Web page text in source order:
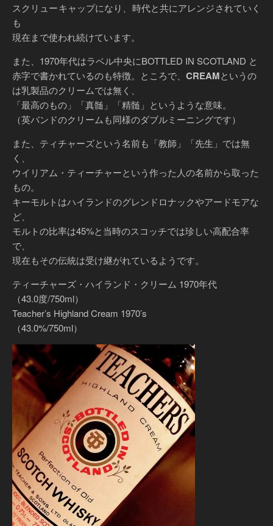
スクリューキャップになり、時代と共にアレンジされていく
も
現在まで使われ続けています。
また、1970年代はラベル中央にBOTTLED IN SCOTLAND と
赤字で書かれているのも特徴。ところで、 CREAMというの
は乳製品のクリームでは無く、
「最高のもの」「真髄」「精髄」というような意味。
（英バンドのクリームも同様のダブルミーニングです）
また、ティチャーズという名前も「教師」「先生」では無
く、
ウイリアム・ティーチャーという作った人の名前から取った
もの。
キーモルトはハイランドのグレンドロナックやアードモアな
ど、
モルトの比率は45%と当時のスコッチでは珍しい高配合率
で、
現在もその伝統は受け継がれているようです。
ティーチャーズ・ハイランド・クリーム 1970年代
（43.0度/750ml）
Teacher’s Highland Cream 1970’s
（43.0%/750ml）